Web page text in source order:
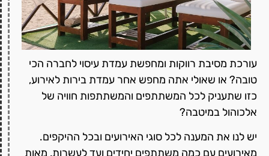
עורכת מסיבת רווקות ומחפשת עמדת עיסוי לחברה הכי
טובה? או שאולי אתה מחפש אחר עמדת בירות לאירוע,
כזו שתעניק לכל המשתתפים והמשתתפות חוויה של
אלכוהול במיטבה?
יש לנו את המענה לכל סוגי האירועים ובכל ההיקפים.
מאירועים עם כמה משתתפים יחידים ועד לעשרות, מאות